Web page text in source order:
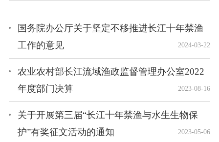
国务院办公厅关于坚定不移推进长江十年禁渔
工作的意见
2024-03-22
农业农村部长江流域渔政监督管理办公室2022
年度部门决算
2023-08-16
关于开展第三届“长江十年禁渔与水生生物保
护”有奖征文活动的通知
2023-05-06